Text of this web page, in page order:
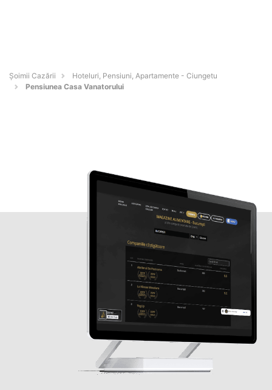
Șoimii Cazării
Hoteluri, Pensiuni, Apartamente - Ciungetu
Pensiunea Casa Vanatorului